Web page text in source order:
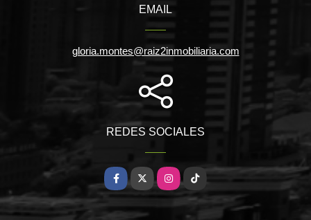
EMAIL
gloria.montes@raiz2inmobiliaria.com
REDES SOCIALES
Facebook
X Instagram
TikTok